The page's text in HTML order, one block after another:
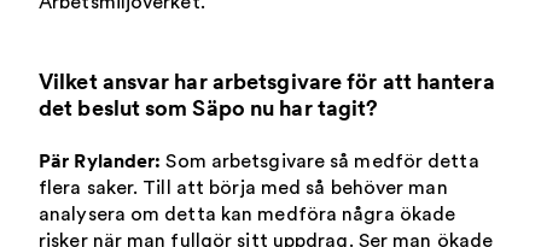
Vilket ansvar har arbetsgivare för att hantera
det beslut som Säpo nu har tagit?
Pär Rylander: Som arbetsgivare så medför detta
flera saker. Till att börja med så behöver man
analysera om detta kan medföra några ökade
risker när man fullgör sitt uppdrag. Ser man ökade